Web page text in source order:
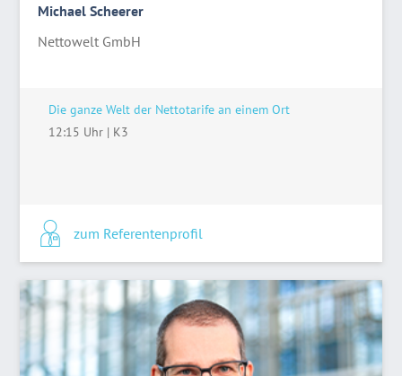
Michael Scheerer
Nettowelt GmbH
Die ganze Welt der Nettotarife an einem Ort
12:15 Uhr | K3
zum Referentenprofil